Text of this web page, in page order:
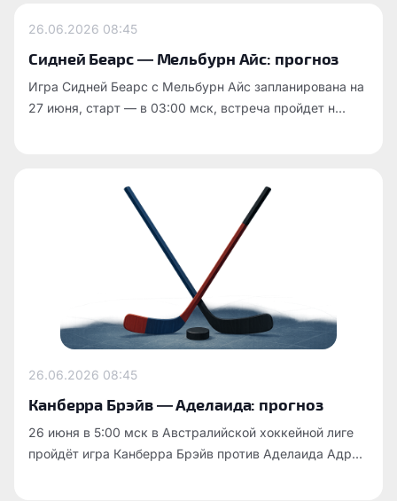
26.06.2026 08:45
Сидней Беарс — Мельбурн Айс: прогноз
Игра Сидней Беарс с Мельбурн Айс запланирована на
27 июня, старт — в 03:00 мск, встреча пройдет н...
26.06.2026 08:45
Канберра Брэйв — Аделаида: прогноз
26 июня в 5:00 мск в Австралийской хоккейной лиге
пройдёт игра Канберра Брэйв против Аделаида Адр...